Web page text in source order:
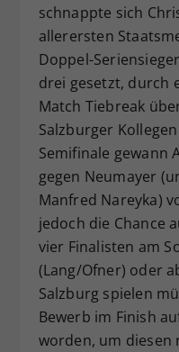
schnappte sich
allerersten
Doppel-
drei gesetzt, durch
Match Tiebreak
Salzburger
Semifinale gewann
gegen Neumayer
Manfred Nareyka)
jedoch die Chance
vier Finalisten am
(Lang/Ofner) oder
Salzburg spielen
Bewerb im Finish
worden, um diesen